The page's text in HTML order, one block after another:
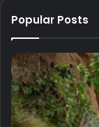
Popular Posts